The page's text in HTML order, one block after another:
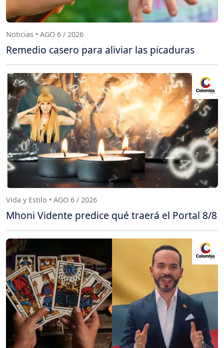
Noticias • AGO 6 / 2026
Remedio casero para aliviar las picaduras
Vida y Estilo • AGO 6 / 2026
Mhoni Vidente predice qué traerá el Portal 8/8